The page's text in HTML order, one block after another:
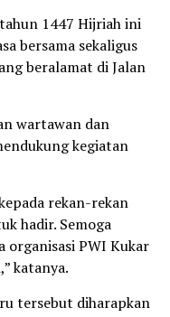
1447 Hijriah ini
bersama sekaligus
beralamat di Jalan
wartawan dan
kegiatan
rekan-rekan
hadir. Semoga
organisasi PWI Kukar
katanya.
tersebut diharapkan